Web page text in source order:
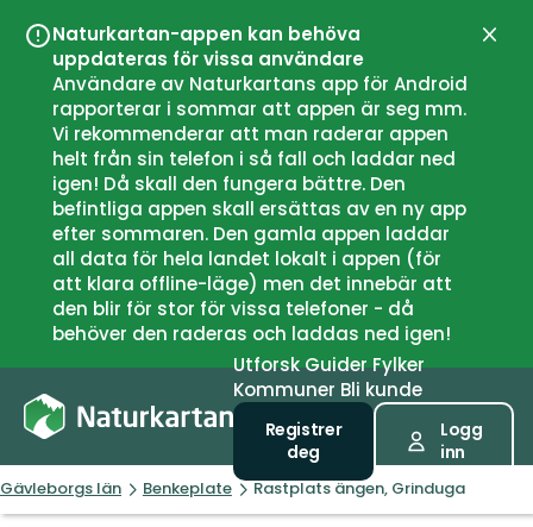
Naturkartan-appen kan behöva
uppdateras för vissa användare
Användare av Naturkartans app för Android
rapporterar i sommar att appen är seg mm.
Vi rekommenderar att man raderar appen
helt från sin telefon i så fall och laddar ned
igen! Då skall den fungera bättre. Den
befintliga appen skall ersättas av en ny app
efter sommaren. Den gamla appen laddar
all data för hela landet lokalt i appen (för
att klara offline-läge) men det innebär att
den blir för stor för vissa telefoner - då
behöver den raderas och laddas ned igen!
Lukk
UtforskGuiderFylker
Kommuner Bli kunde
Registrer
deg
Logg
inn
Gävleborgs län Benkeplate Rastplats ängen, Grinduga